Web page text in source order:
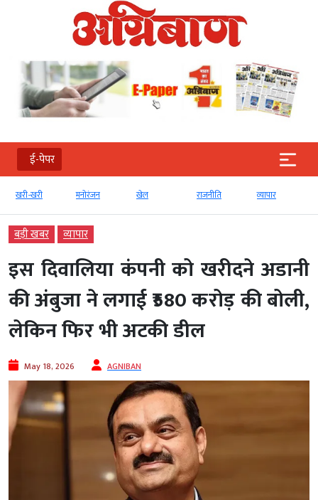
ई-पेपर
खरी-खरी मनोरंजन खेल राजनीति व्‍यापार
बड़ी खबर व्‍यापार
इस दिवालिया कंपनी को खरीदने अडानी
की अंबुजा ने लगाई ₹580 करोड़ की बोली,
लेकिन फिर भी अटकी डील
May 18, 2026 AGNIBAN